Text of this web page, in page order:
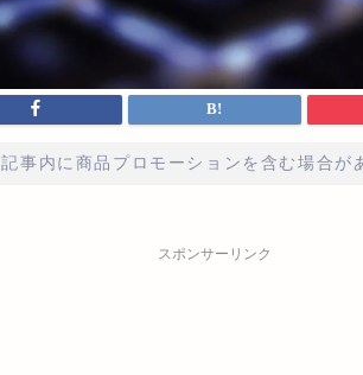
記事内に商品プロモーションを含む場合が
スポンサーリンク